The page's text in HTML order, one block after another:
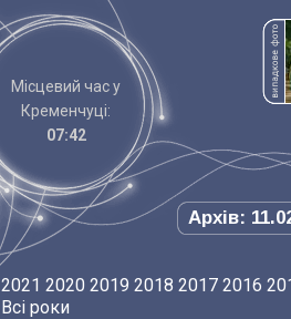
Місцевий час у
Кременчуці:
07:42
Архів:
2021 2020 2019 2018 2017 2016
Всі роки